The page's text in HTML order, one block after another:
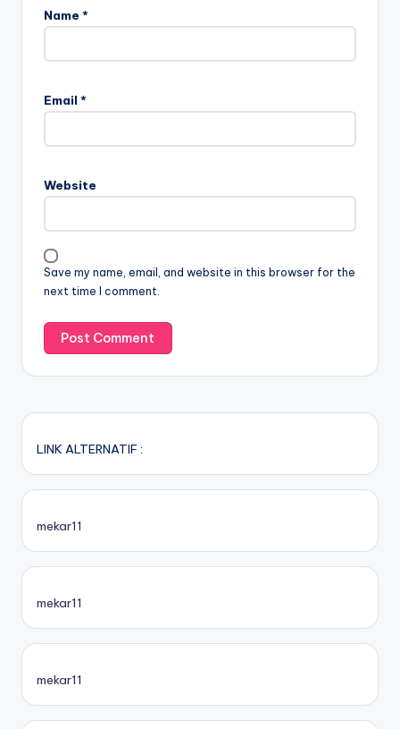
Name *
Email *
Website
Save my name, email, and website in this browser for the
next time I comment.
LINK ALTERNATIF :
mekar11
mekar11
mekar11